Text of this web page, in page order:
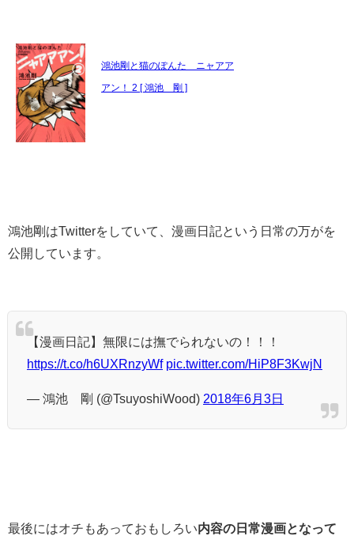
鴻池剛と猫のぽんた ニャアア
アン！ 2 [ 鴻池 剛 ]
鴻池剛はTwitterをしていて、漫画日記という日常の万がを
公開しています。
【漫画日記】無限には撫でられないの！！！
https://t.co/h6UXRnzyWf pic.twitter.com/HiP8F3KwjN
— 鴻池 剛 (@TsuyoshiWood) 2018年6月3日
最後にはオチもあっておもしろい内容の日常漫画となって